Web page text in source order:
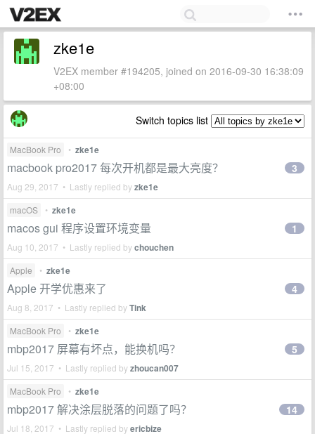
zke1e
V2EX member #194205, joined on 2016-09-30 16:38:09
+08:00
Switch topics list
MacBook Pro • zke1e
macbook pro2017 每次开机都是最大亮度？
Aug 29, 2017 • Lastly replied byzke1e
3
macOS • zke1e
macos gui 程序设置环境变量
Aug 10, 2017 • Lastly replied bychouchen
1
Apple • zke1e
Apple 开学优惠来了
Aug 8, 2017 • Lastly replied byTink
4
MacBook Pro • zke1e
mbp2017 屏幕有坏点，能换机吗？
Jul 15, 2017 • Lastly replied byzhoucan007
5
MacBook Pro • zke1e
mbp2017 解决涂层脱落的问题了吗？
Jul 18, 2017 • Lastly replied byericbize
14